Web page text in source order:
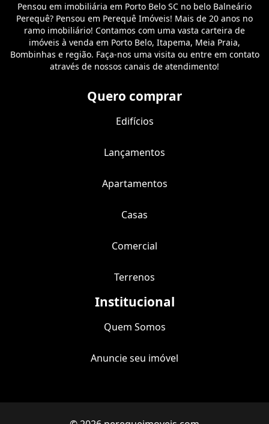
Pensou em imobiliária em Porto Belo SC no belo Balneário
Perequê? Pensou em Perequê Imóveis! Mais de 20 anos no
ramo imobiliário! Contamos com uma vasta carteira de
imóveis à venda em Porto Belo, Itapema, Meia Praia,
Bombinhas e região. Faça-nos uma visita ou entre em contato
através de nossos canais de atendimento!
Quero comprar
Edifícios
Lançamentos
Apartamentos
Casas
Comercial
Terrenos
Institucional
Quem Somos
Anuncie seu imóvel